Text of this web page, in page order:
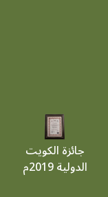
جائزة الكويت
الدولية 2019م